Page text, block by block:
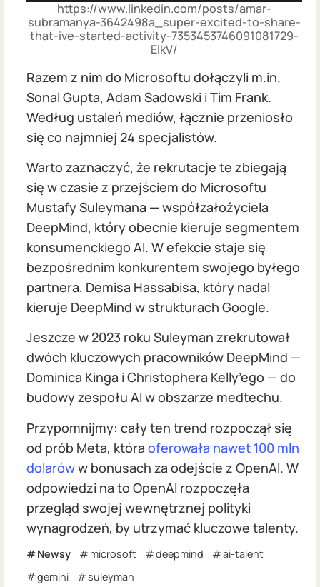
https://www.linkedin.com/posts/amar-
subramanya-3642498a_super-excited-to-share-
that-ive-started-activity-7353453746091081729-
ElkV/
Razem z nim do Microsoftu dołączyli m.in.
Sonal Gupta, Adam Sadowski i Tim Frank.
Według ustaleń mediów, łącznie przeniosło
się co najmniej 24 specjalistów.
Warto zaznaczyć, że rekrutacje te zbiegają
się w czasie z przejściem do Microsoftu
Mustafy Suleymana — współzałożyciela
DeepMind, który obecnie kieruje segmentem
konsumenckiego AI. W efekcie staje się
bezpośrednim konkurentem swojego byłego
partnera, Demisa Hassabisa, który nadal
kieruje DeepMind w strukturach Google.
Jeszcze w 2023 roku Suleyman zrekrutował
dwóch kluczowych pracowników DeepMind —
Dominica Kinga i Christophera Kelly’ego — do
budowy zespołu AI w obszarze medtechu.
Przypomnijmy: cały ten trend rozpoczął się
od prób Meta, która oferowała nawet 100 mln
dolaróww bonusach za odejście z OpenAI. W
odpowiedzi na to OpenAI rozpoczęła
przegląd swojej wewnętrznej polityki
wynagrodzeń, by utrzymać kluczowe talenty.
Newsy microsoft deepmind
ai-talent
gemini
suleyman